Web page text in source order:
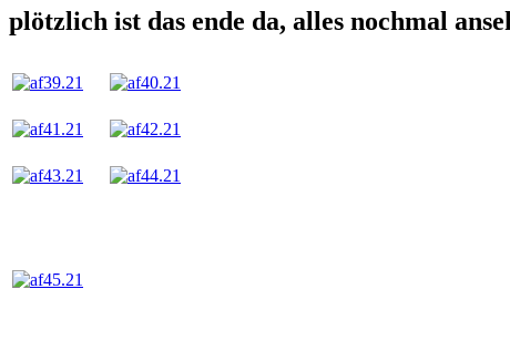
plötzlich ist das ende da, alles nochmal